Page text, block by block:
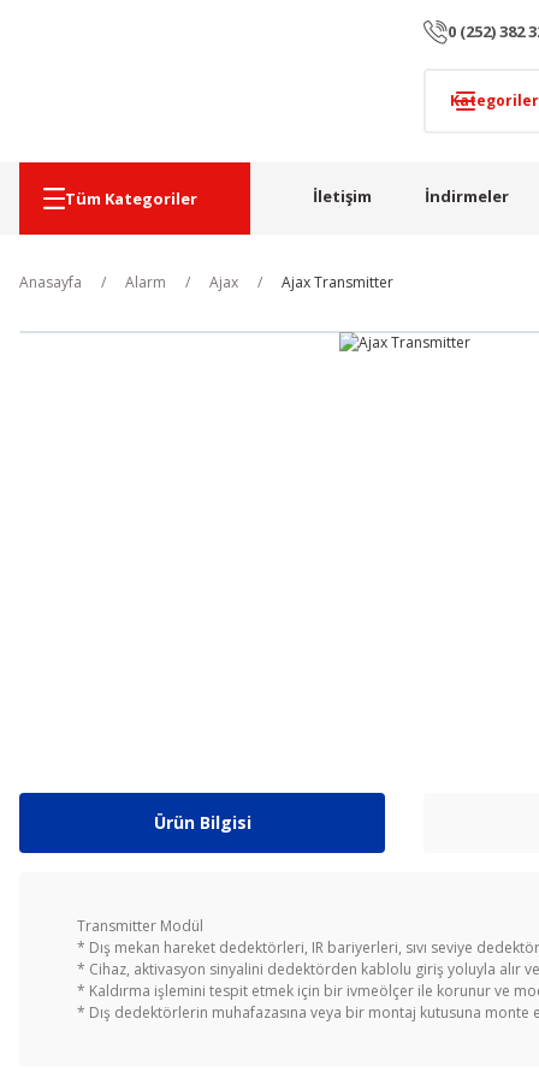
0 (252) 382
Tüm Kategoriler İletişim İndirmeler
Anasayfa Alarm Ajax Ajax Transmitter
Ürün Bilgisi
Transmitter Modül
* Dış mekan hareket dedektörleri, IR bariyerleri, sıvı seviye
* Cihaz, aktivasyon sinyalini dedektörden kablolu giriş yoluyla alır
* Kaldırma işlemini tespit etmek için bir ivmeölçer ile korunur ve
* Dış dedektörlerin muhafazasına veya bir montaj kutusuna monte